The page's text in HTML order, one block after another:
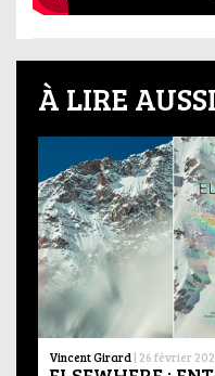
À LIRE
Vincent Girard | 26 février